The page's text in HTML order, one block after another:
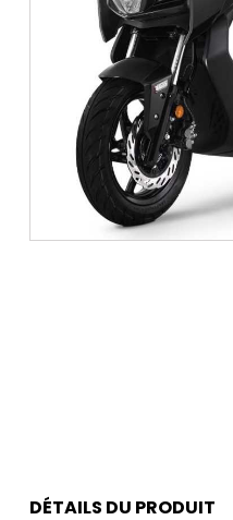
DÉTAILS DU PRODUIT